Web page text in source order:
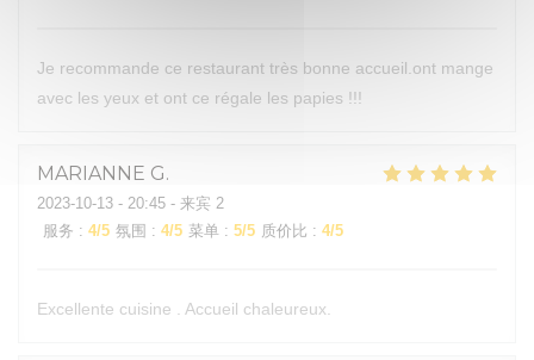
Je recommande ce restaurant très bonne accueil.ont mange
avec les yeux et ont ce régale les papies !!!
MARIANNE G
2023-10-13 - 20:45 - 来宾 2
服务 : 4/5 氛围 : 4/5 菜单 : 5/5 质价比 : 4/5
Excellente cuisine . Accueil chaleureux.